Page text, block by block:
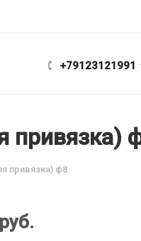
+79123121991
привязка)
привязка) ф8
руб.